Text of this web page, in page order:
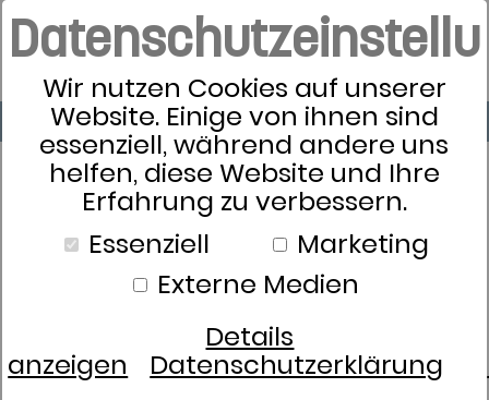
Wir nutzen Cookies auf unserer
Website. Einige von ihnen sind
essenziell, während andere uns
helfen, diese Website und Ihre
Erfahrung zu verbessern.
Essenziell
Marketing
Externe Medien
Details
anzeigen Datenschutzerklärung